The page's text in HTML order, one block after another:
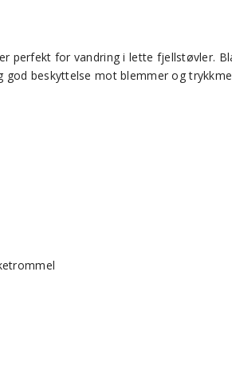
perfekt for vandring i lette fjellstøvler.
beskyttelse mot blemmer og